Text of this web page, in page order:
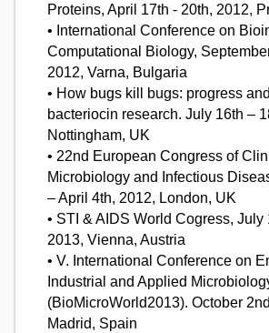
Proteins, April 17th - 20th, 2012,
• International Conference on
Computational Biology,
2012, Varna, Bulgaria
• How bugs kill bugs: progress
bacteriocin research. July 16th –
Nottingham, UK
• 22nd European Congress of
Microbiology and Infectious
– April 4th, 2012, London, UK
• STI & AIDS World Cogress, July
2013, Vienna, Austria
• V. International Conference on
Industrial and Applied
(BioMicroWorld2013). October
Madrid, Spain